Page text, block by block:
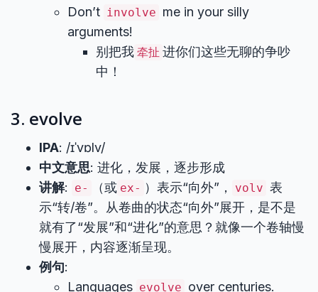
Don’t involve me in your silly
arguments!
别把我 牵扯 进你们这些无聊的争吵
中！
3. evolve
IPA: /ɪˈvɒlv/
中文意思: 进化，发展，逐步形成
讲解: e- （或 ex- ）表示“向外”， volv 表
示“转/卷”。从卷曲的状态“向外”展开，是不是
就有了“发展”和“进化”的意思？就像一个卷轴慢
慢展开，内容逐渐呈现。
例句:
Languages evolve over centuries.